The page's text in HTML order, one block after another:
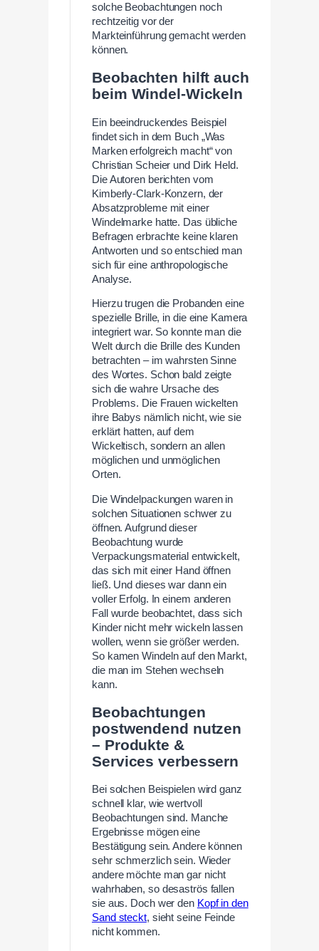
solche Beobachtungen noch
rechtzeitig vor der
Markteinführung gemacht werden
können.
Beobachten hilft auch
beim Windel-Wickeln
Ein beeindruckendes Beispiel
findet sich in dem Buch „Was
Marken erfolgreich macht“ von
Christian Scheier und Dirk Held.
Die Autoren berichten vom
Kimberly-Clark-Konzern, der
Absatzprobleme mit einer
Windelmarke hatte. Das übliche
Befragen erbrachte keine klaren
Antworten und so entschied man
sich für eine anthropologische
Analyse.
Hierzu trugen die Probanden eine
spezielle Brille, in die eine Kamera
integriert war. So konnte man die
Welt durch die Brille des Kunden
betrachten – im wahrsten Sinne
des Wortes. Schon bald zeigte
sich die wahre Ursache des
Problems. Die Frauen wickelten
ihre Babys nämlich nicht, wie sie
erklärt hatten, auf dem
Wickeltisch, sondern an allen
möglichen und unmöglichen
Orten.
Die Windelpackungen waren in
solchen Situationen schwer zu
öffnen. Aufgrund dieser
Beobachtung wurde
Verpackungsmaterial entwickelt,
das sich mit einer Hand öffnen
ließ. Und dieses war dann ein
voller Erfolg. In einem anderen
Fall wurde beobachtet, dass sich
Kinder nicht mehr wickeln lassen
wollen, wenn sie größer werden.
So kamen Windeln auf den Markt,
die man im Stehen wechseln
kann.
Beobachtungen
postwendend nutzen
– Produkte &
Services verbessern
Bei solchen Beispielen wird ganz
schnell klar, wie wertvoll
Beobachtungen sind. Manche
Ergebnisse mögen eine
Bestätigung sein. Andere können
sehr schmerzlich sein. Wieder
andere möchte man gar nicht
wahrhaben, so desaströs fallen
sie aus. Doch wer den Kopf in den
Sand steckt, sieht seine Feinde
nicht kommen.